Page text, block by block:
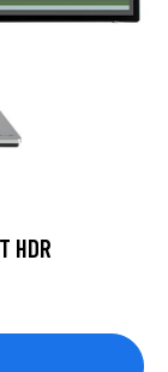
HDR